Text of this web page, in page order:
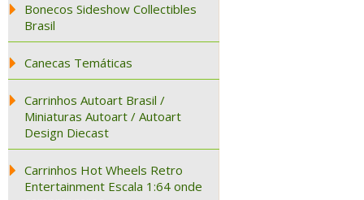
Bonecos Sideshow Collectibles
Brasil
Canecas Temáticas
Carrinhos Autoart Brasil /
Miniaturas Autoart / Autoart
Design Diecast
Carrinhos Hot Wheels Retro
Entertainment Escala 1:64 onde